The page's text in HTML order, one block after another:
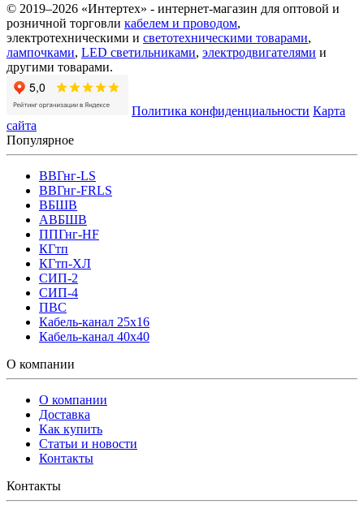
© 2019–2026 «Интертех» - интернет-магазин для оптовой и
розничной торговли кабелем и проводом,
электротехническими и светотехническими товарами,
лампочками, LED светильниками, электродвигателями и
другими товарами.
Политика конфиденциальности Карта
сайта
Популярное
ВВГнг-LS
ВВГнг-FRLS
ВБШВ
АВБШВ
ППГнг-HF
КГтп
КГтп-ХЛ
СИП-2
СИП-4
ПВС
Кабель-канал 25х16
Кабель-канал 40х40
О компании
О компании
Доставка
Как купить
Статьи и новости
Контакты
Контакты